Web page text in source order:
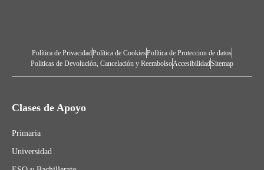
Política de PrivacidadPolítica de CookiesPolítica de Proteccion de datos
Politicas de Devolución, Cancelación y ReembolsoAccesibilidadSitemap
Clases de Apoyo
Primaria
Universidad